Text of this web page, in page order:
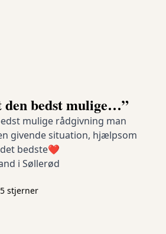
bedst mulige…”
mulige rådgivning man
givende situation, hjælpsom
bedste❤
i Søllerød
stjerner